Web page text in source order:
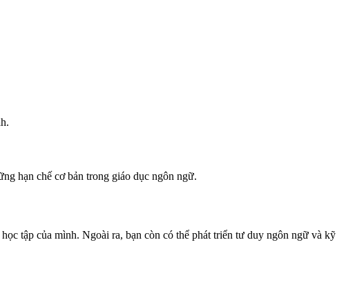
hạn chế cơ bản trong giáo dục ngôn ngữ.
tập của mình. Ngoài ra, bạn còn có thể phát triển tư duy ngôn ngữ và kỹ